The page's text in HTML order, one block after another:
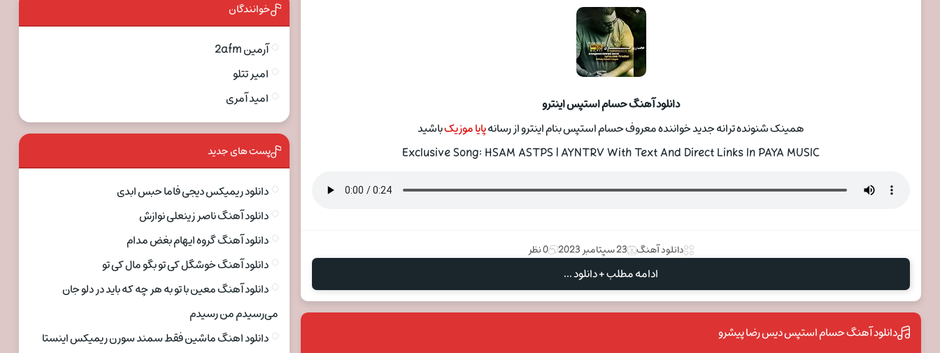
دانلود آهنگ حسام استپس اینترو
همینک شنونده ترانه جدید خواننده معروف حسام استپس بنام اینترو از رسانهپایا موزیکباشید
Exclusive Song: HSAM ASTPS | AYNTRV With Text And Direct Links In PAYA MUSIC
دانلود آهنگ 23 سپتامبر 2023 0 نظر
ادامه مطلب + دانلود ...
دانلود آهنگ حسام استپس دیس رضا پیشرو
خوانندگان
آرمین 2afm
امیر تتلو
امید آمری
پست های جدید
دانلود ریمیکس دیجی فاما حبس ابدی
دانلود آهنگ ناصر زینعلی نوازش
دانلود آهنگ گروه ایهام بغض مدام
دانلود آهنگ خوشگل کی تو بگو مال کی تو
دانلود آهنگ معین با تو به هر چه که باید در دلو جان
می‌رسیدم من رسیدم
دانلود اهنگ ماشین فقط سمند سورن ریمیکس اینستا